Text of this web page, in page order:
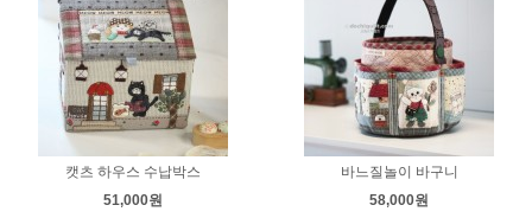
캣츠 하우스 수납박스
51,000원
바느질놀이 바구니
58,000원